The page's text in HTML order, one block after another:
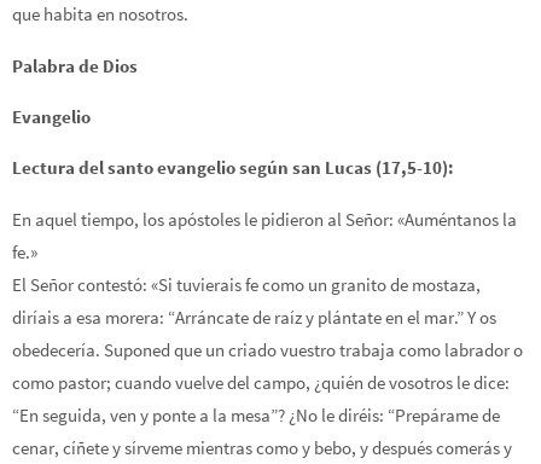
que habita en nosotros.
Palabra de Dios
Evangelio
Lectura del santo evangelio según san Lucas (17,5-10):
En aquel tiempo, los apóstoles le pidieron al Señor: «Auméntanos la
fe.»
El Señor contestó: «Si tuvierais fe como un granito de mostaza,
diríais a esa morera: “Arráncate de raíz y plántate en el mar.” Y os
obedecería. Suponed que un criado vuestro trabaja como labrador o
como pastor; cuando vuelve del campo, ¿quién de vosotros le dice:
“En seguida, ven y ponte a la mesa”? ¿No le diréis: “Prepárame de
cenar, cíñete y sírveme mientras como y bebo, y después comerás y